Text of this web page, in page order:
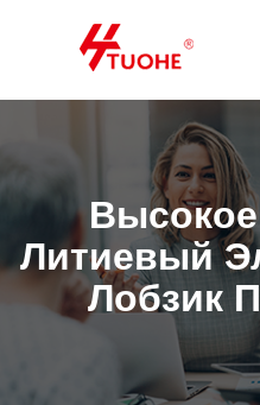
Литиевый
Лобзик